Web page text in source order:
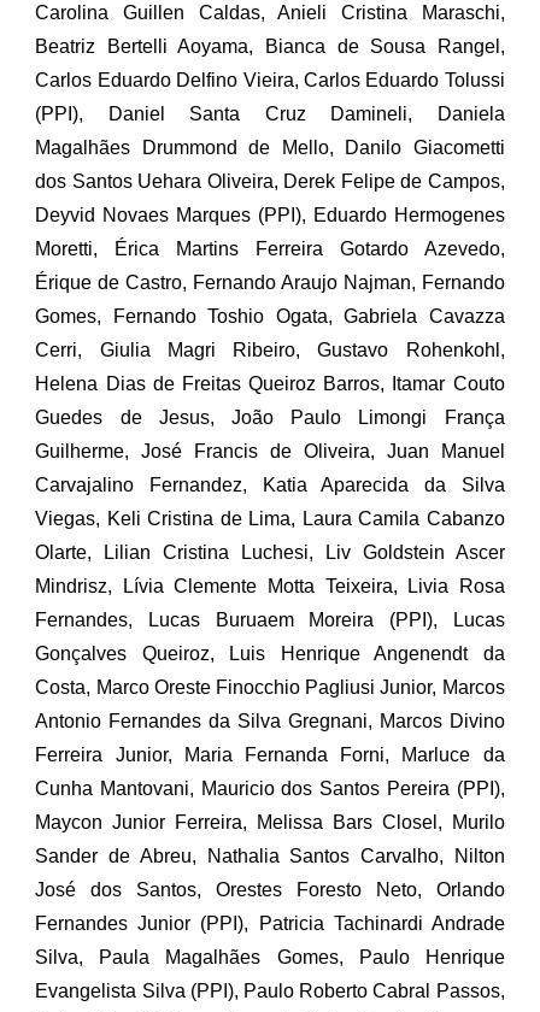
Carolina Guillen Caldas, Anieli Cristina Maraschi,
Beatriz Bertelli Aoyama, Bianca de Sousa Rangel,
Carlos Eduardo Delfino Vieira, Carlos Eduardo Tolussi
(PPI), Daniel Santa Cruz Damineli, Daniela
Magalhães Drummond de Mello, Danilo Giacometti
dos Santos Uehara Oliveira, Derek Felipe de Campos,
Deyvid Novaes Marques (PPI), Eduardo Hermogenes
Moretti, Érica Martins Ferreira Gotardo Azevedo,
Érique de Castro, Fernando Araujo Najman, Fernando
Gomes, Fernando Toshio Ogata, Gabriela Cavazza
Cerri, Giulia Magri Ribeiro, Gustavo Rohenkohl,
Helena Dias de Freitas Queiroz Barros, Itamar Couto
Guedes de Jesus, João Paulo Limongi França
Guilherme, José Francis de Oliveira, Juan Manuel
Carvajalino Fernandez, Katia Aparecida da Silva
Viegas, Keli Cristina de Lima, Laura Camila Cabanzo
Olarte, Lilian Cristina Luchesi, Liv Goldstein Ascer
Mindrisz, Lívia Clemente Motta Teixeira, Livia Rosa
Fernandes, Lucas Buruaem Moreira (PPI), Lucas
Gonçalves Queiroz, Luis Henrique Angenendt da
Costa, Marco Oreste Finocchio Pagliusi Junior, Marcos
Antonio Fernandes da Silva Gregnani, Marcos Divino
Ferreira Junior, Maria Fernanda Forni, Marluce da
Cunha Mantovani, Mauricio dos Santos Pereira (PPI),
Maycon Junior Ferreira, Melissa Bars Closel, Murilo
Sander de Abreu, Nathalia Santos Carvalho, Nilton
José dos Santos, Orestes Foresto Neto, Orlando
Fernandes Junior (PPI), Patricia Tachinardi Andrade
Silva, Paula Magalhães Gomes, Paulo Henrique
Evangelista Silva (PPI), Paulo Roberto Cabral Passos,